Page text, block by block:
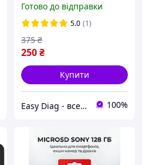
Готово до відправки
5.0 (1)
250₴
375 ₴
Купити
Easy Diag - все для діагностики автомобіля 100%